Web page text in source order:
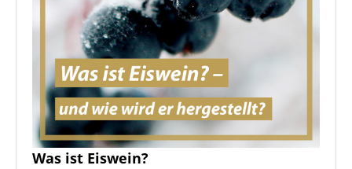
Was ist Eiswein?